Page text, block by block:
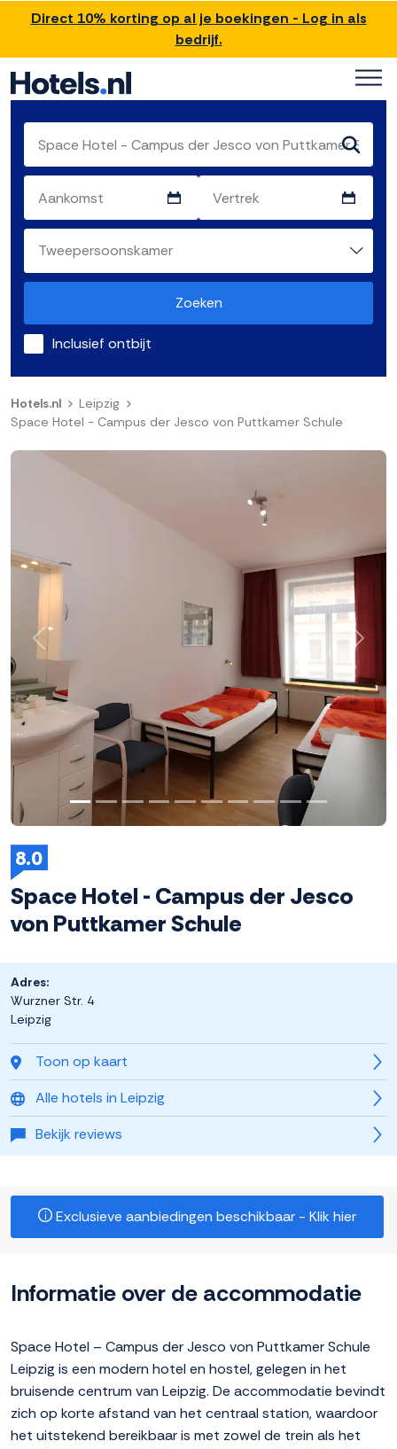
Direct 10% korting op al je boekingen - Log in als
bedrijf.
Zoeken
Inclusief ontbijt
Hotels.nl
Leipzig
Space Hotel - Campus der Jesco von Puttkamer Schule
8.0
Space Hotel - Campus der Jesco
von Puttkamer Schule
Toon op kaart
Alle hotels in Leipzig
Bekijk reviews
Adres:
Wurzner Str. 4
Leipzig
Exclusieve aanbiedingen beschikbaar - Klik hier
Informatie over de accommodatie
Space Hotel – Campus der Jesco von Puttkamer Schule
Leipzig is een modern hotel en hostel, gelegen in het
bruisende centrum van Leipzig. De accommodatie bevindt
zich op korte afstand van het centraal station, waardoor
het uitstekend bereikbaar is met zowel de trein als het